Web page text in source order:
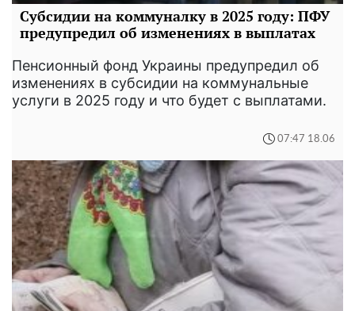
Субсидии на коммуналку в 2025 году: ПФУ
предупредил об изменениях в выплатах
Пенсионный фонд Украины предупредил об
изменениях в субсидии на коммунальные
услуги в 2025 году и что будет с выплатами.
07:47 18.06